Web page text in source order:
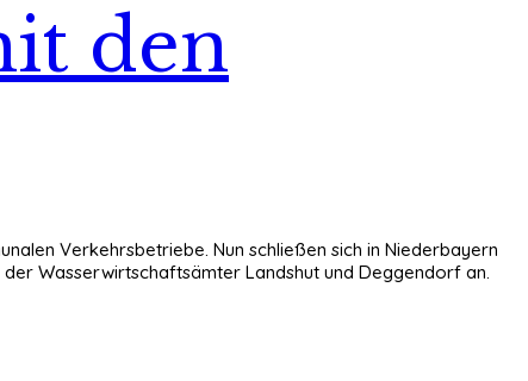
den
Verkehrsbetriebe. Nun schließen sich in Niederbayern
Wasserwirtschaftsämter Landshut und Deggendorf an.